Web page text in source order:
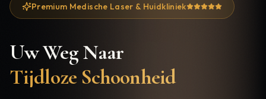
Premium Medische Laser & Huidkliniek
Uw Weg Naar
Tijdloze Schoonheid